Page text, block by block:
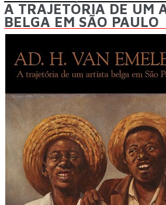
A TRAJETÓRIA DE UM
BELGA EM SÃO PAULO